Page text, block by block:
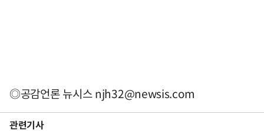
◎공감언론 뉴시스njh32@newsis.com
관련기사